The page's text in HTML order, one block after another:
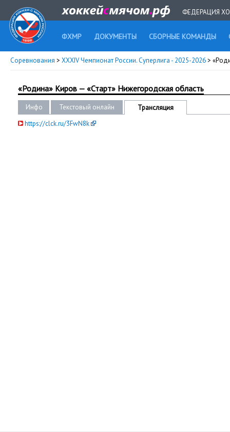
ФЕДЕРАЦИЯ
ФХМР ДОКУМЕНТЫ СБОРНЫЕ КОМАНДЫ
Соревнования > XXXIV Чемпионат России. Суперлига - 2025-2026>
«Родина» Киров — «Старт» Нижегородская область
Инфо Текстовый онлайн
Трансляция
https://clck.ru/3FwN8k